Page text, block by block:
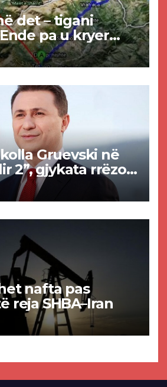
det – tigani
pa u kryer
komuna e
punimet për
Gruevski në
2”, gjykata rrëzon
ndërtimin e
të selisë së
nafta pas
reja SHBA–Iran